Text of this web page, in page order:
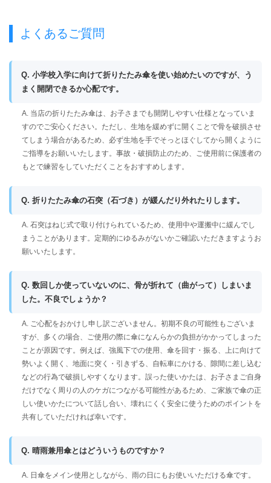
よくあるご質問
Q. 小学校入学に向けて折りたたみ傘を使い始めたいのですが、う
まく開閉できるか心配です。
A. 当店の折りたたみ傘は、お子さまでも開閉しやすい仕様となっていま
すのでご安心ください。ただし、生地を緩めずに開くことで骨を破損させ
てしまう場合があるため、必ず生地を手でそっとほぐしてから開くように
ご指導をお願いいたします。事故・破損防止のため、ご使用前に保護者の
もとで練習をしていただくことをおすすめします。
Q. 折りたたみ傘の石突（石づき）が緩んだり外れたりします。
A. 石突はねじ式で取り付けられているため、使用中や運搬中に緩んでし
まうことがあります。定期的にゆるみがないかご確認いただきますようお
願いいたします。
Q. 数回しか使っていないのに、骨が折れて（曲がって）しまいま
した。不良でしょうか？
A. ご心配をおかけし申し訳ございません。初期不良の可能性もございま
すが、多くの場合、ご使用の際に傘になんらかの負担がかかってしまった
ことが原因です。例えば、強風下での使用、傘を回す・振る、上に向けて
勢いよく開く、地面に突く・引きずる、自転車にかける、隙間に差し込む
などの行為で破損しやすくなります。誤った使いかたは、お子さまご自身
だけでなく周りの人のケガにつながる可能性があるため、ご家族で傘の正
しい使いかたについて話し合い、壊れにくく安全に使うためのポイントを
共有していただければ幸いです。
Q. 晴雨兼用傘とはどういうものですか？
A. 日傘をメイン使用としながら、雨の日にもお使いいただける傘です。